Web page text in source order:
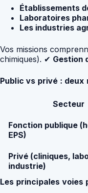
Établissements
Laboratoires
Les industries
Vos missions
chimiques). ✔ Gestion
Public vs privé :
Secteur
Fonction publique
EPS)
Privé (cliniques,
industrie)
Les principales voies